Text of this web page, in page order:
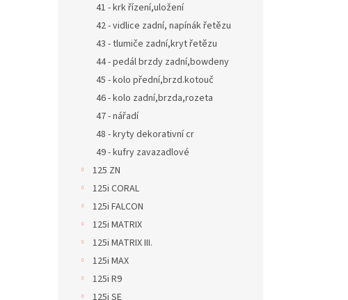
41 - krk řízení,uložení
42 - vidlice zadní, napínák řetězu
43 - tlumiče zadní,kryt řetězu
44 - pedál brzdy zadní,bowdeny
45 - kolo přední,brzd.kotouč
46 - kolo zadní,brzda,rozeta
47 - nářadí
48 - kryty dekorativní cr
49 - kufry zavazadlové
125 ZN
125i CORAL
125i FALCON
125i MATRIX
125i MATRIX III.
125i MAX
125i R9
125i SE